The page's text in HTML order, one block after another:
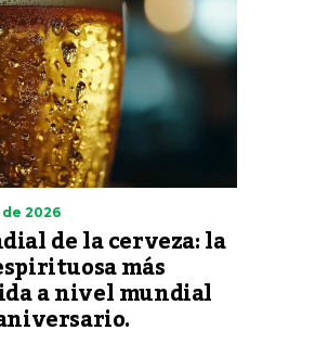
2026
de la cerveza: la
más
a nivel mundial